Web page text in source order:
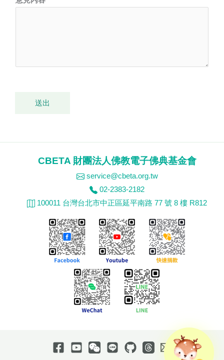
送出
CBETA 財團法人佛教電子佛典基金會
service@cbeta.org.tw
02-2383-2182
100011 台灣台北市中正區延平南路 77 號 8 樓 R812